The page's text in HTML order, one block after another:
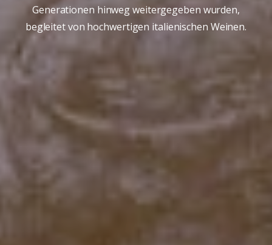
Generationen hinweg weitergegeben wurden,
begleitet von hochwertigen italienischen Weinen.